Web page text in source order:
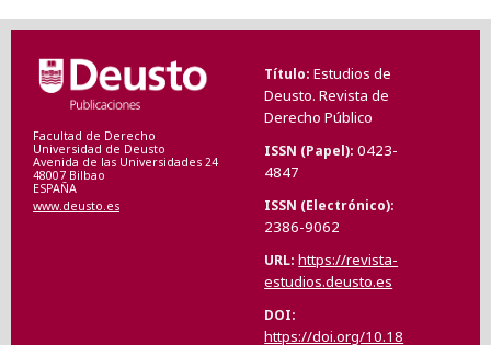
Facultad de Derecho
Universidad de Deusto
Avenida de las Universidades 24
48007 Bilbao
ESPAÑA
www.deusto.es
Título Estudios de
Deusto. Revista de
Derecho Público
ISSN (Papel) 0423-
4847
ISSN (Electrónico)
2386-9062
URL https://revista-
estudios.deusto.es
DOI
https://doi.org/10.18